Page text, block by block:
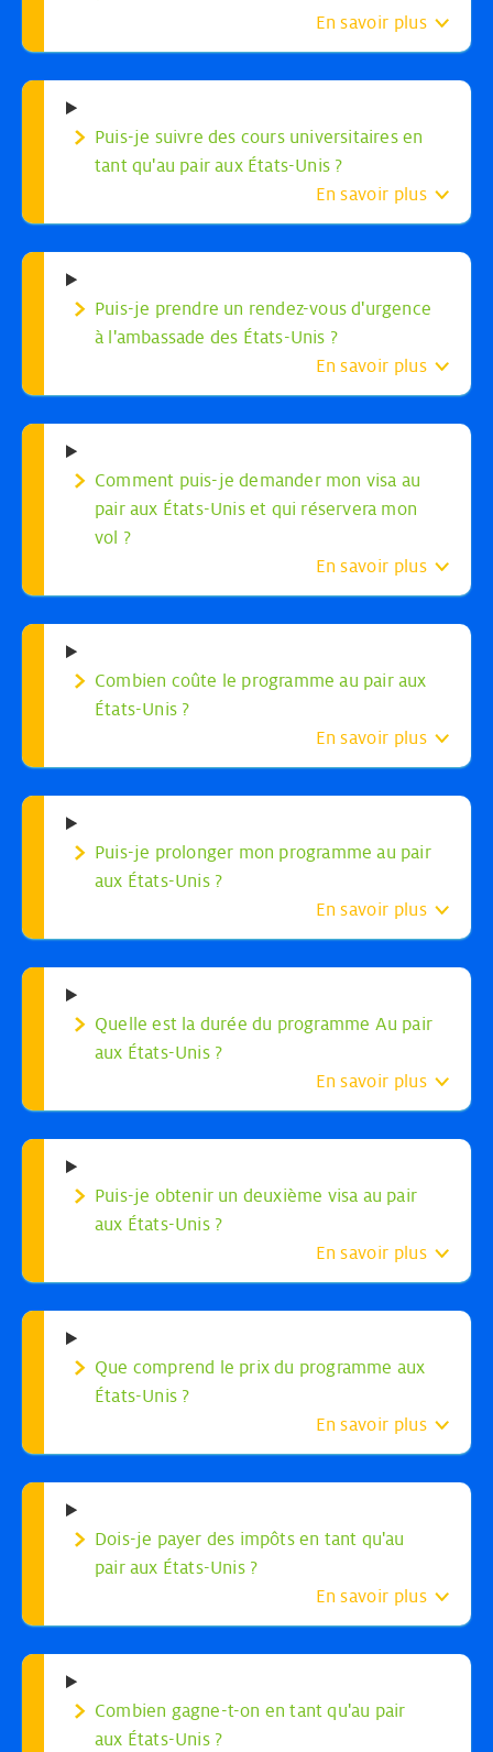
Ton contrat Au pair
Visa Au pair
En savoir plus
Puis-je suivre des cours universitaires en
tant qu'au pair aux États-Unis ?
En savoir plus
Puis-je prendre un rendez-vous d'urgence
à l'ambassade des États-Unis ?
En savoir plus
Comment puis-je demander mon visa au
pair aux États-Unis et qui réservera mon
vol ?
En savoir plus
Combien coûte le programme au pair aux
États-Unis ?
En savoir plus
Puis-je prolonger mon programme au pair
aux États-Unis ?
En savoir plus
Quelle est la durée du programme Au pair
aux États-Unis ?
En savoir plus
Puis-je obtenir un deuxième visa au pair
aux États-Unis ?
En savoir plus
Que comprend le prix du programme aux
États-Unis ?
En savoir plus
Dois-je payer des impôts en tant qu'au
pair aux États-Unis ?
En savoir plus
Combien gagne-t-on en tant qu'au pair
aux États-Unis ?